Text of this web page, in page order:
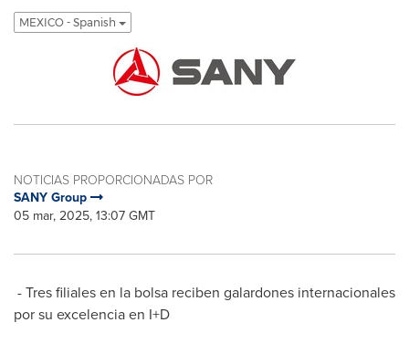
MEXICO - Spanish
NOTICIAS PROPORCIONADAS POR
SANY Group
05 mar, 2025, 13:07 GMT
- Tres filiales en la bolsa reciben galardones internacionales
por su excelencia en I+D